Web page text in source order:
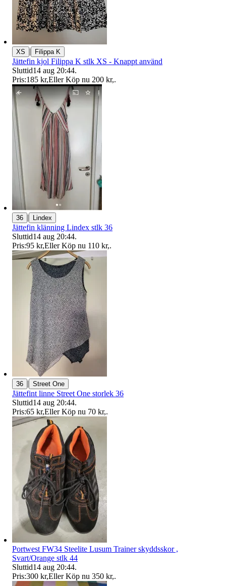
XS | Filippa K
Jättefin kjol Filippa K stlk XS - Knappt använd
Sluttid14 aug 20:44.
Pris:185 kr,Eller Köp nu 200 kr,.
36 | Lindex
Jättefin klänning Lindex stlk 36
Sluttid14 aug 20:44.
Pris:95 kr,Eller Köp nu 110 kr,.
36 | Street One
Jättefint linne Street One storlek 36
Sluttid14 aug 20:44.
Pris:65 kr,Eller Köp nu 70 kr,.
Portwest FW34 Steelite Lusum Trainer skyddsskor ,
Svart/Orange stlk 44
Sluttid14 aug 20:44.
Pris:300 kr,Eller Köp nu 350 kr,.